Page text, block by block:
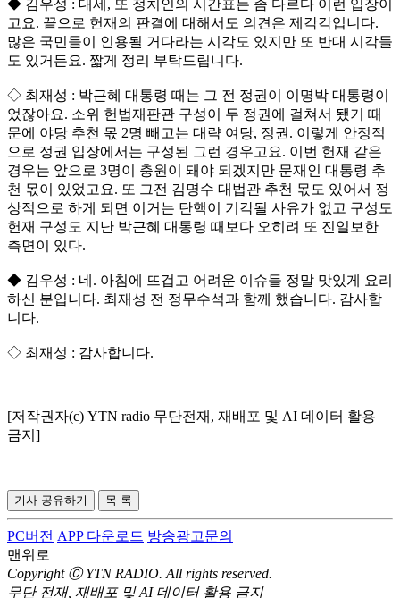
◆ 김우성 : 대세, 또 정치인의 시간표는 좀 다르다 이런 입장이
고요. 끝으로 헌재의 판결에 대해서도 의견은 제각각입니다.
많은 국민들이 인용될 거다라는 시각도 있지만 또 반대 시각들
도 있거든요. 짧게 정리 부탁드립니다.
◇ 최재성 : 박근혜 대통령 때는 그 전 정권이 이명박 대통령이
었잖아요. 소위 헌법재판관 구성이 두 정권에 걸쳐서 됐기 때
문에 야당 추천 몫 2명 빼고는 대략 여당, 정권. 이렇게 안정적
으로 정권 입장에서는 구성된 그런 경우고요. 이번 헌재 같은
경우는 앞으로 3명이 충원이 돼야 되겠지만 문재인 대통령 추
천 몫이 있었고요. 또 그전 김명수 대법관 추천 몫도 있어서 정
상적으로 하게 되면 이거는 탄핵이 기각될 사유가 없고 구성도
헌재 구성도 지난 박근혜 대통령 때보다 오히려 또 진일보한
측면이 있다.
◆ 김우성 : 네. 아침에 뜨겁고 어려운 이슈들 정말 맛있게 요리
하신 분입니다. 최재성 전 정무수석과 함께 했습니다. 감사합
니다.
◇ 최재성 : 감사합니다.
[저작권자(c) YTN radio 무단전재, 재배포 및 AI 데이터 활용
금지]
기사 공유하기 목 록
PC버전 APP 다운로드 방송광고문의
맨위로
Copyright Ⓒ YTN RADIO. All rights reserved.
무단 전재, 재배포 및 AI 데이터 활용 금지